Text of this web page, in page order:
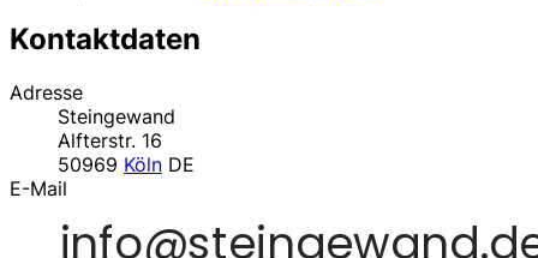
Kontaktdaten
Adresse
Steingewand
Alfterstr. 16
50969 Köln DE
E-Mail